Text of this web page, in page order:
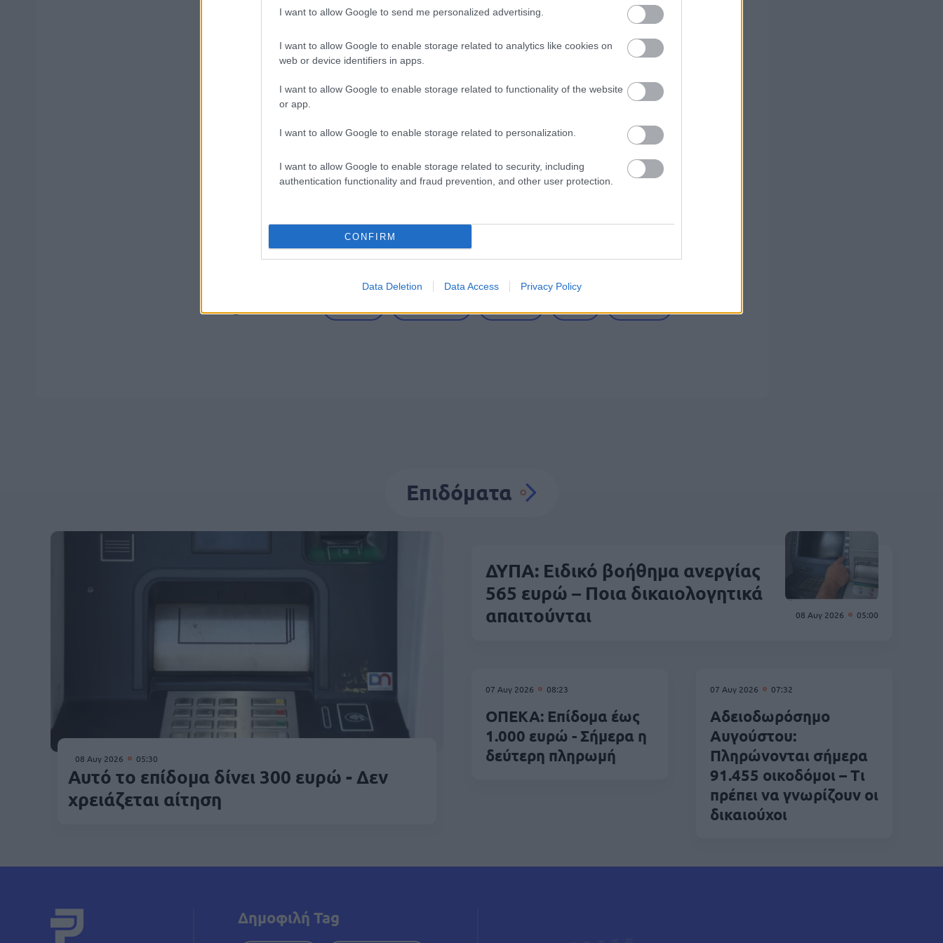
I want to allow Google to send me personalized advertising.
I want to allow Google to enable storage related to analytics like cookies on
web or device identifiers in apps.
I want to allow Google to enable storage related to functionality of the website
or app.
I want to allow Google to enable storage related to personalization.
I want to allow Google to enable storage related to security, including
authentication functionality and fraud prevention, and other user protection.
CONFIRM
Data Deletion Data Access Privacy Policy
ΔΥΠΑ: Ευκαιρία συνταξιοδότησης για 8.000 ανέργους άνω των 55
ΥΠΕΣ: Προγραμματισμός προσλήψεων 2027 - Παρατείνεται το Β'
Επιδόματα
08 Αυγ 2026 05:30
Αυτό το επίδομα δίνει 300 ευρώ - Δεν
χρειάζεται αίτηση
08 Αυγ 2026 05:00
ΔΥΠΑ: Ειδικό βοήθημα ανεργίας
565 ευρώ – Ποια δικαιολογητικά
απαιτούνται
07 Αυγ 2026 08:23
ΟΠΕΚΑ: Επίδομα έως
1.000 ευρώ - Σήμερα η
δεύτερη πληρωμή
07 Αυγ 2026 07:32
Αδειοδωρόσημο
Αυγούστου:
Πληρώνονται σήμερα
91.455 οικοδόμοι – Τι
πρέπει να γνωρίζουν οι
δικαιούχοι
Δημοφιλή Tag